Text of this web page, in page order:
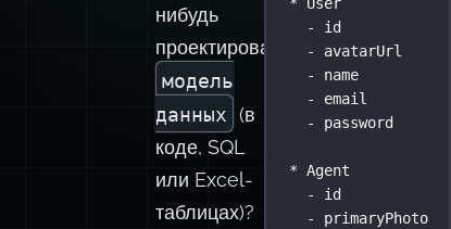
нибудь
проектировали
модель
данных (в
коде, SQL
или Excel-
таблицах)?
* User
- id
- avatarUrl
- name
- email
- password
* Agent
- id
- primaryPhoto